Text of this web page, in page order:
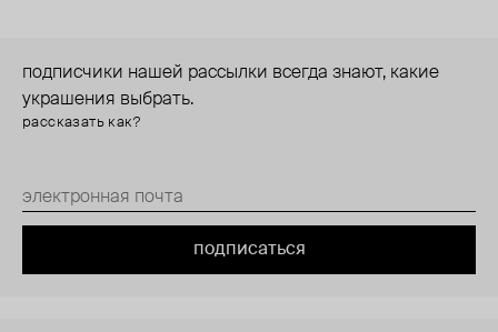
подписчики нашей рассылки всегда знают, какие
украшения выбрать.
рассказать как?
подписаться